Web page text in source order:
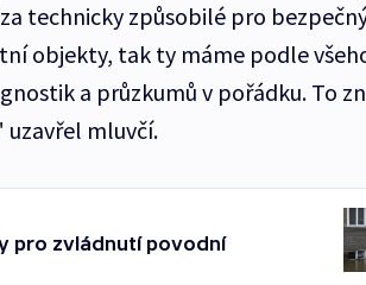
technicky způsobilé pro
objekty, tak ty máme podle
a průzkumů v pořádku. To
mluvčí.
pro zvládnutí povodní